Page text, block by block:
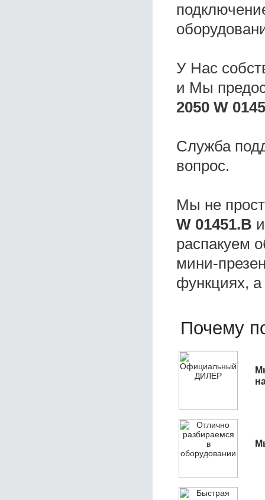
У Нас
и Мы
2050 W
Служба
вопрос.
Мы не
W 01451.B
распакуем
мини-
функциях,
Почему